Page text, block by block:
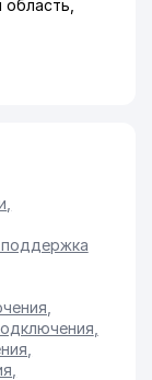
область
поддержка